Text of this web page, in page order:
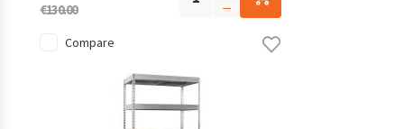
€130.00
Compare